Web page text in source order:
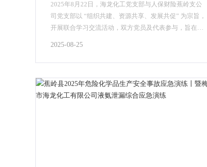
2025年8月22日，海龙化工党支部与人保财险蕉岭支公
司党支部以 “组织共建、资源共享、发展共促” 为宗旨，
开展联合学习交流活动，双方党员及代表参与，旨在提
2025-08-25